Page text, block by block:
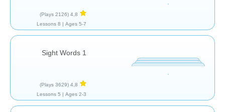
4,8
(2126 Plays)
Ages 5-7 |
8 Lessons
Sight Words 1
4,8
(3629 Plays)
Ages 2-3 |
5 Lessons